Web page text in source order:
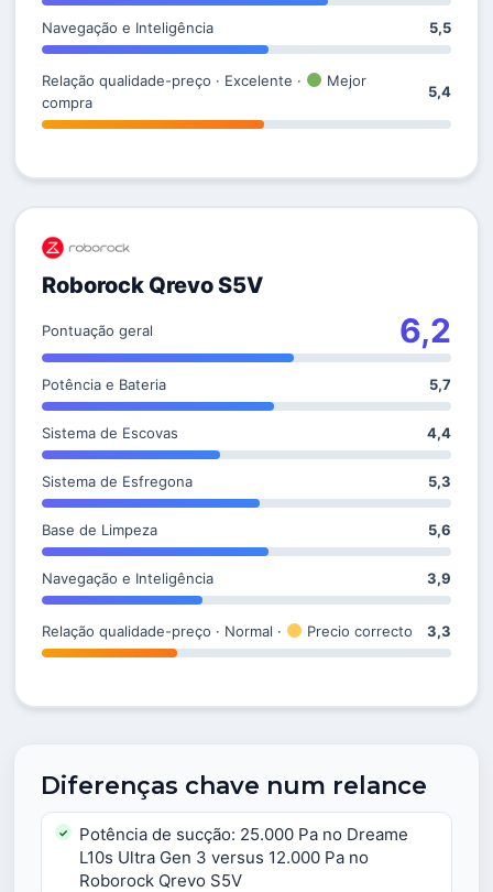
Navegação e Inteligência 5,5
Relação qualidade-preço · Excelente ·
Mejor
compra
5,4
Roborock Qrevo S5V
Pontuação geral 6,2
Potência e Bateria 5,7
Sistema de Escovas 4,4
Sistema de Esfregona 5,3
Base de Limpeza 5,6
Navegação e Inteligência 3,9
Relação qualidade-preço · Normal · Precio correcto 3,3
Diferenças chave num relance
Potência de sucção: 25.000 Pa no Dreame
L10s Ultra Gen 3 versus 12.000 Pa no
Roborock Qrevo S5V